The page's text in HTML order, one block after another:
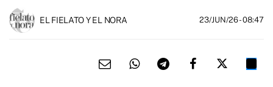
EL FIELATO Y EL NORA 23/JUN/26- 08:47